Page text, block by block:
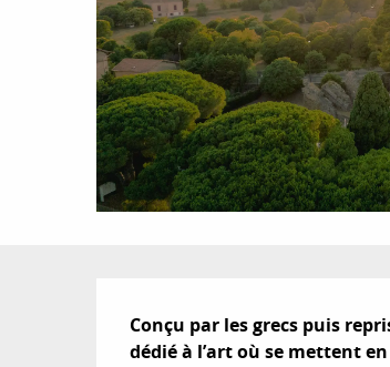
Description
Conçu par les grecs puis
dédié à l’art où se mettent